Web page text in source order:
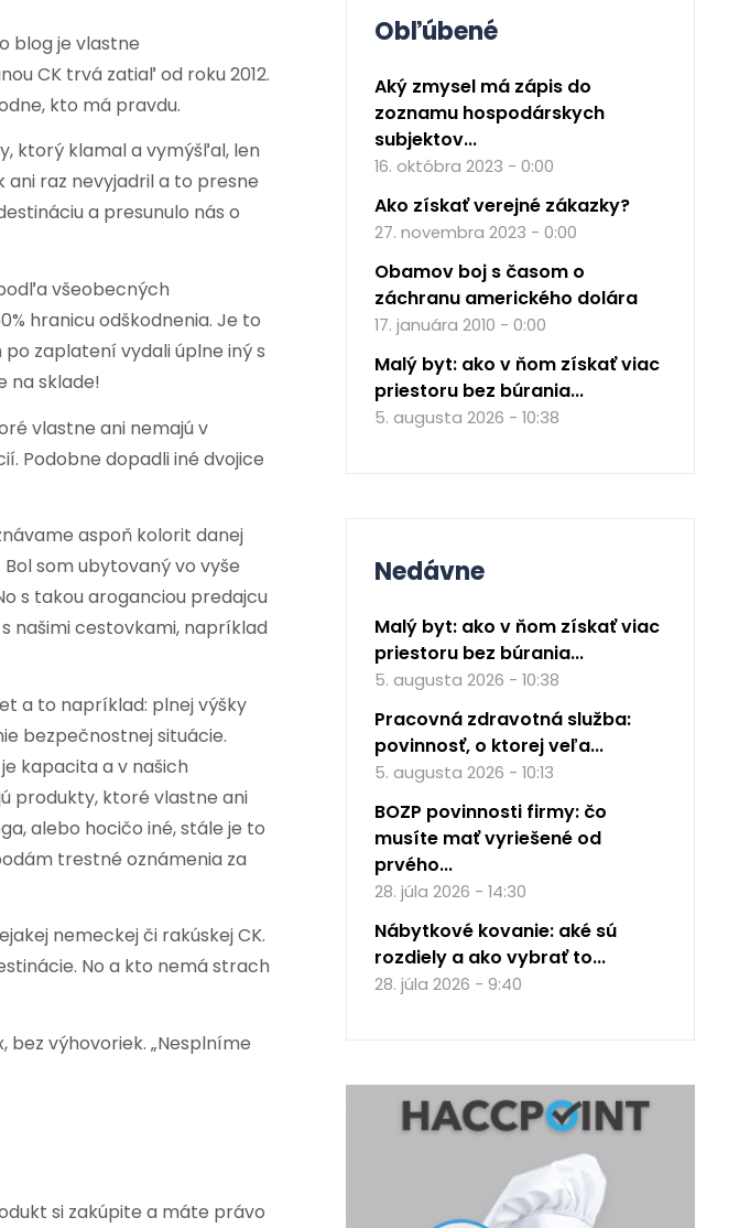
blog je vlastne
CK trvá zatiaľ od roku 2012.
kto má pravdu.
ktorý klamal a vymýšľal, len
raz nevyjadril a to presne
a presunulo nás o
všeobecných
hranicu odškodnenia. Je to
zaplatení vydali úplne iný s
na sklade!
vlastne ani nemajú v
Podobne dopadli iné dvojice
aspoň kolorit danej
som ubytovaný vo vyše
s takou aroganciou predajcu
našimi cestovkami, napríklad
a to napríklad: plnej výšky
bezpečnostnej situácie.
kapacita a v našich
produkty, ktoré vlastne ani
alebo hocičo iné, stále je to
trestné oznámenia za
nemeckej či rakúskej CK.
No a kto nemá strach
výhovoriek. „Nesplníme
si zakúpite a máte právo
Obľúbené
Aký zmysel má zápis do
zoznamu hospodárskych
subjektov...
16. októbra 2023 - 0:00
Ako získať verejné zákazky?
27. novembra 2023 - 0:00
Obamov boj s časom o
záchranu amerického dolára
17. januára 2010 - 0:00
Malý byt: ako v ňom získať viac
priestoru bez búrania...
5. augusta 2026 - 10:38
Nedávne
Malý byt: ako v ňom získať viac
priestoru bez búrania...
5. augusta 2026 - 10:38
Pracovná zdravotná služba:
povinnosť, o ktorej veľa...
5. augusta 2026 - 10:13
BOZP povinnosti firmy: čo
musíte mať vyriešené od
prvého...
28. júla 2026 - 14:30
Nábytkové kovanie: aké sú
rozdiely a ako vybrať to...
28. júla 2026 - 9:40